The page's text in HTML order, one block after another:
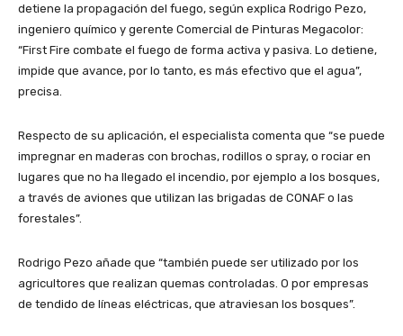
detiene la propagación del fuego, según explica Rodrigo Pezo,
ingeniero químico y gerente Comercial de Pinturas Megacolor:
“First Fire combate el fuego de forma activa y pasiva. Lo detiene,
impide que avance, por lo tanto, es más efectivo que el agua”,
precisa.
Respecto de su aplicación, el especialista comenta que “se puede
impregnar en maderas con brochas, rodillos o spray, o rociar en
lugares que no ha llegado el incendio, por ejemplo a los bosques,
a través de aviones que utilizan las brigadas de CONAF o las
forestales”.
Rodrigo Pezo añade que “también puede ser utilizado por los
agricultores que realizan quemas controladas. O por empresas
de tendido de líneas eléctricas, que atraviesan los bosques”.